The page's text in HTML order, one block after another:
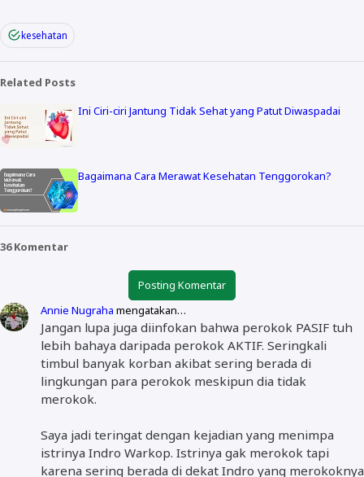
kesehatan
Related Posts
Ini Ciri-ciri Jantung Tidak Sehat yang Patut Diwaspadai
Bagaimana Cara Merawat Kesehatan Tenggorokan?
36 Komentar
Posting Komentar
Annie Nugraha mengatakan…
Jangan lupa juga diinfokan bahwa perokok PASIF tuh
lebih bahaya daripada perokok AKTIF. Seringkali
timbul banyak korban akibat sering berada di
lingkungan para perokok meskipun dia tidak
merokok.
Saya jadi teringat dengan kejadian yang menimpa
istrinya Indro Warkop. Istrinya gak merokok tapi
karena sering berada di dekat Indro yang merokoknya